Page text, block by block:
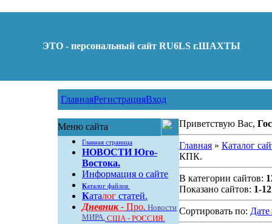
ЭТО - персональный сайт RU6LS г.ШАХТЫ
ГлавнаяРегистрацияВход
Меню сайта
Главная страница
НОВОСТИ Юго-
Востока.
Информация о сайте
Каталог файлов
Каталогстатей.
Дневник - Про. Новости
МИРА.США - РОССИЯ.
Приветствую Вас,
Главная» Каталог
КПК.
В категории сайтов:
Показано сайтов: 1-12
Сортировать по: Дате